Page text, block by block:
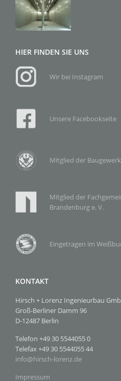
HIER FINDEN SIE UNS
Wir bei Instagram
Unsere Facebookseite
Mitglied der
Mitglied der
Brandenburg e. V.
Eingetragen im
KONTAKT
Hirsch + Lorenz Ingenieurbau
Groß-Berliner Damm 96
D-12487 Berlin
Telefon +49 30 5544055 0
Telefax +49 30 5544055 44
info@hirsch-lorenz.de
Impressum